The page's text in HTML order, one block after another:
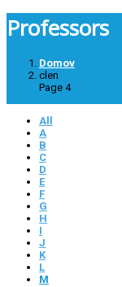
Professors
Domov
clen
Page 4
All
A
B
C
D
E
F
G
H
I
J
K
L
M